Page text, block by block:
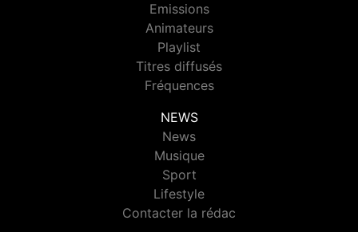
Emissions
Animateurs
Playlist
Titres diffusés
Fréquences
NEWS
News
Musique
Sport
Lifestyle
Contacter la rédac